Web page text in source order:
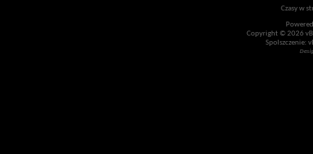
Czasy w
Copyright © 2026
Spolszczenie: